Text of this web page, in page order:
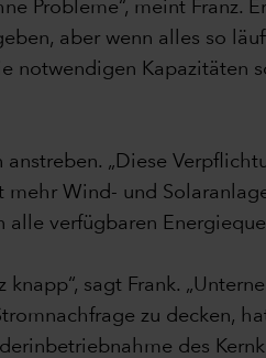
Probleme“, meint Franz.
aber wenn alles so
notwendigen Kapazitäten
„Diese
mehr Wind- und
verfügbaren
sagt Frank.
zu decken,
des